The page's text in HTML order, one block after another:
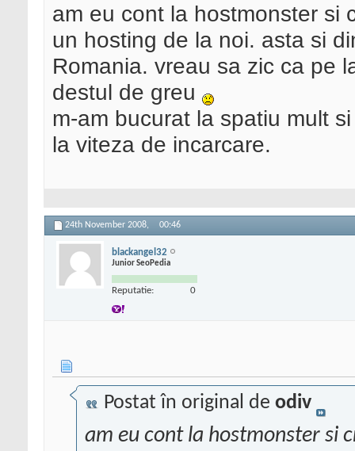
am eu cont la hostmonster si
un hosting de la noi. asta si
Romania. vreau sa zic ca pe
destul de greu
m-am bucurat la spatiu mult
la viteza de incarcare.
24th November 2008, 00:46
blackangel32
Junior SeoPedia
Reputatie: 0
Postat în original de odiv
am eu cont la hostmonster si